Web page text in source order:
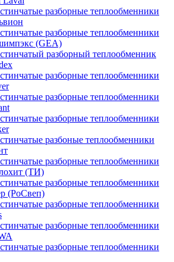
разборные теплообменники
разборные теплообменники
(GEA)
разборный теплообменник
разборные теплообменники
разборные теплообменники
разборные теплообменники
разбоные теплообменники
разборные теплообменники
(ТИ)
разборные теплообменники
(РоСвеп)
разборные теплообменники
разборные теплообменники
разборные теплообменники